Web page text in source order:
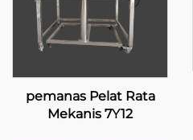
pemanas Pelat Rata
Mekanis 7Y12